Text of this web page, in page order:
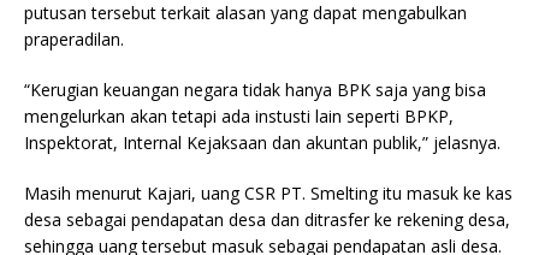
putusan tersebut terkait alasan yang dapat mengabulkan
praperadilan.
“Kerugian keuangan negara tidak hanya BPK saja yang bisa
mengelurkan akan tetapi ada instusti lain seperti BPKP,
Inspektorat, Internal Kejaksaan dan akuntan publik,” jelasnya.
Masih menurut Kajari, uang CSR PT. Smelting itu masuk ke kas
desa sebagai pendapatan desa dan ditrasfer ke rekening desa,
sehingga uang tersebut masuk sebagai pendapatan asli desa.